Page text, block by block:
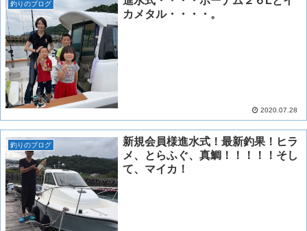
釣りのブログ
カメタル・・・・。
2020.07.28
釣りのブログ
新規会員様進水式！最新釣果！ヒラ
メ、とらふぐ、真鯛！！！！！そし
て、マイカ！